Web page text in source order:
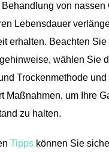
von nassen
Lebensdauer
erhalten. Beachten Sie
wählen Sie
Trockenmethode und
Maßnahmen, um Ihre
zu halten.
Tippskönnen Sie